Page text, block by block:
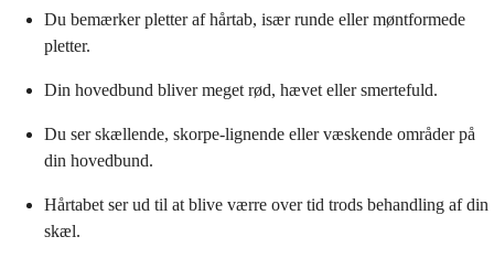
Du bemærker pletter af hårtab, især runde eller møntformede
pletter.
Din hovedbund bliver meget rød, hævet eller smertefuld.
Du ser skællende, skorpe-lignende eller væskende områder på
din hovedbund.
Hårtabet ser ud til at blive værre over tid trods behandling af din
skæl.